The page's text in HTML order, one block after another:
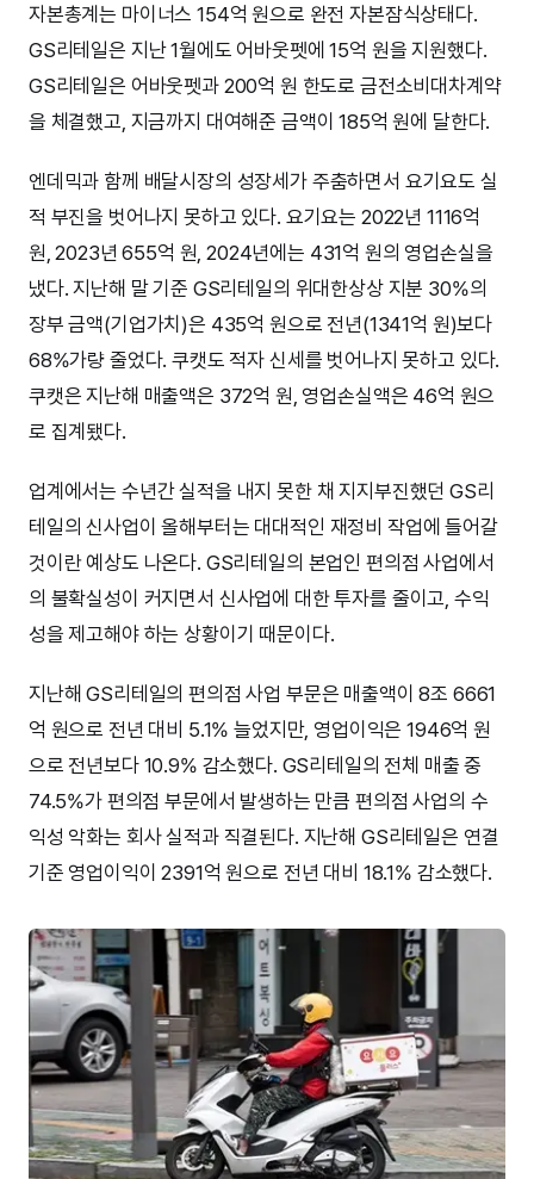
자본총계는 마이너스 154억 원으로 완전 자본잠식상태다.
GS리테일은 지난 1월에도 어바웃펫에 15억 원을 지원했다.
GS리테일은 어바웃펫과 200억 원 한도로 금전소비대차계약
을 체결했고, 지금까지 대여해준 금액이 185억 원에 달한다.
엔데믹과 함께 배달시장의 성장세가 주춤하면서 요기요도 실
적 부진을 벗어나지 못하고 있다. 요기요는 2022년 1116억
원, 2023년 655억 원, 2024년에는 431억 원의 영업손실을
냈다. 지난해 말 기준 GS리테일의 위대한상상 지분 30%의
장부 금액(기업가치)은 435억 원으로 전년(1341억 원)보다
68%가량 줄었다. 쿠캣도 적자 신세를 벗어나지 못하고 있다.
쿠캣은 지난해 매출액은 372억 원, 영업손실액은 46억 원으
로 집계됐다.
업계에서는 수년간 실적을 내지 못한 채 지지부진했던 GS리
테일의 신사업이 올해부터는 대대적인 재정비 작업에 들어갈
것이란 예상도 나온다. GS리테일의 본업인 편의점 사업에서
의 불확실성이 커지면서 신사업에 대한 투자를 줄이고, 수익
성을 제고해야 하는 상황이기 때문이다.
지난해 GS리테일의 편의점 사업 부문은 매출액이 8조 6661
억 원으로 전년 대비 5.1% 늘었지만, 영업이익은 1946억 원
으로 전년보다 10.9% 감소했다. GS리테일의 전체 매출 중
74.5%가 편의점 부문에서 발생하는 만큼 편의점 사업의 수
익성 악화는 회사 실적과 직결된다. 지난해 GS리테일은 연결
기준 영업이익이 2391억 원으로 전년 대비 18.1% 감소했다.